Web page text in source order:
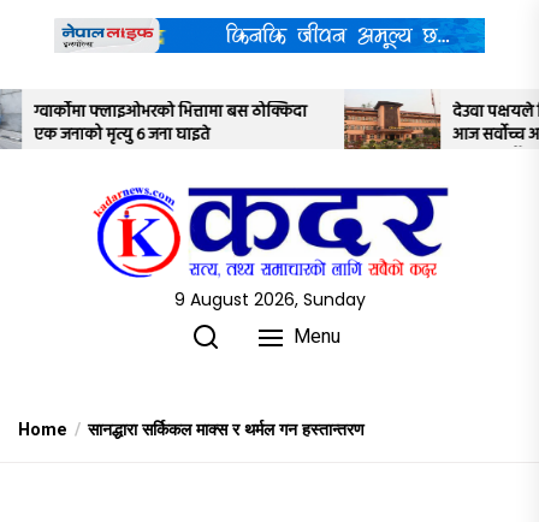
content
ठोक्किदा
देउवा पक्षयले दिएकोे पुनरावलोकन निवेदनमाथि
आज सर्वोच्च अदालतका तीन न्यायाधीशले
9 August 2026, Sunday
Menu
Home सानद्धारा सर्किकल माक्स र थर्मल गन हस्तान्तरण